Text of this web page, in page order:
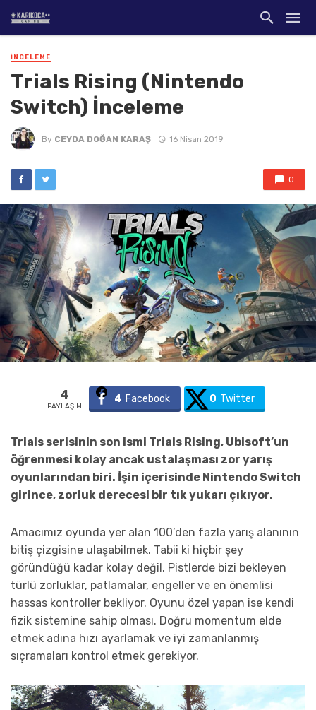
İNCELEME
Trials Rising (Nintendo
Switch) İnceleme
By CEYDA DOĞAN KARAŞ 16 Nisan 2019
0
4
PAYLAŞIM
4 Facebook 0 Twitter
Trials serisinin son ismi Trials Rising, Ubisoft’un
öğrenmesi kolay ancak ustalaşması zor yarış
oyunlarından biri. İşin içerisinde Nintendo Switch
girince, zorluk derecesi bir tık yukarı çıkıyor.
Amacımız oyunda yer alan 100’den fazla yarış alanının
bitiş çizgisine ulaşabilmek. Tabii ki hiçbir şey
göründüğü kadar kolay değil. Pistlerde bizi bekleyen
türlü zorluklar, patlamalar, engeller ve en önemlisi
hassas kontroller bekliyor. Oyunu özel yapan ise kendi
fizik sistemine sahip olması. Doğru momentum elde
etmek adına hızı ayarlamak ve iyi zamanlanmış
sıçramaları kontrol etmek gerekiyor.